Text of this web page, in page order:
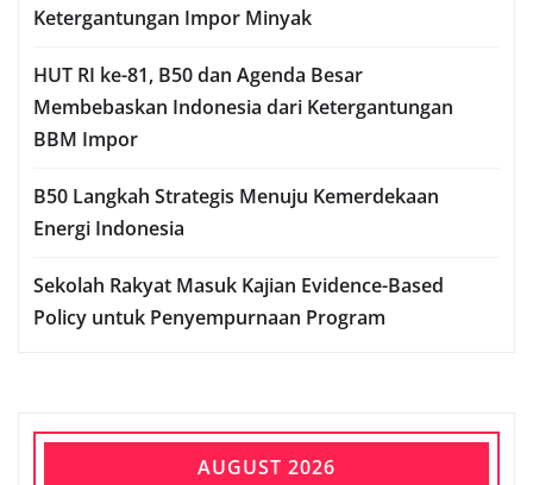
Ketergantungan Impor Minyak
HUT RI ke-81, B50 dan Agenda Besar
Membebaskan Indonesia dari Ketergantungan
BBM Impor
B50 Langkah Strategis Menuju Kemerdekaan
Energi Indonesia
Sekolah Rakyat Masuk Kajian Evidence-Based
Policy untuk Penyempurnaan Program
AUGUST 2026